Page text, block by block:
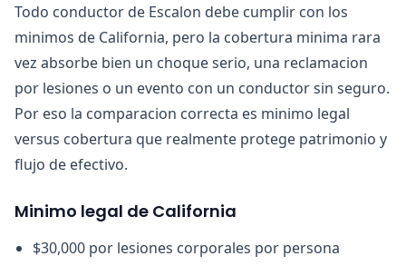
Todo conductor de Escalon debe cumplir con los
minimos de California, pero la cobertura minima rara
vez absorbe bien un choque serio, una reclamacion
por lesiones o un evento con un conductor sin seguro.
Por eso la comparacion correcta es minimo legal
versus cobertura que realmente protege patrimonio y
flujo de efectivo.
Minimo legal de California
$30,000 por lesiones corporales por persona